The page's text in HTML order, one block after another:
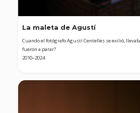
La maleta de Agustí
Cuando el fotógrafo Agustí Centelles se exilió,
fueron a parar?
2010–2024